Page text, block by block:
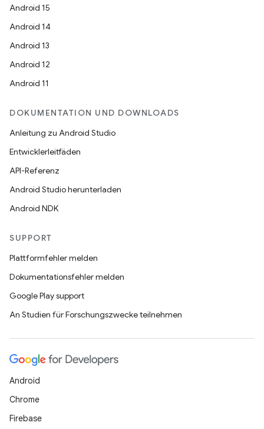
Android 15
Android 14
Android 13
Android 12
Android 11
DOKUMENTATION UND DOWNLOADS
Anleitung zu Android Studio
Entwicklerleitfäden
API-Referenz
Android Studio herunterladen
Android NDK
SUPPORT
Plattformfehler melden
Dokumentationsfehler melden
Google Play support
An Studien für Forschungszwecke teilnehmen
Android
Chrome
Firebase